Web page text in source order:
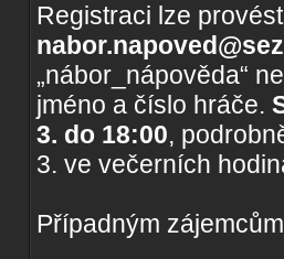
Registraci lze
„nábor_nápověda“
jméno a číslo hráče.
3. do 18:00,
3. ve večerních
Případným